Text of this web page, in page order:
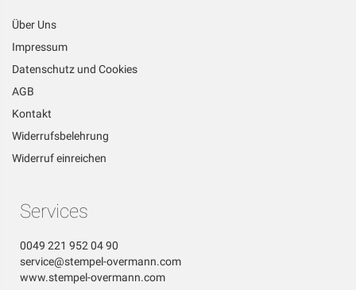
Über Uns
Impressum
Datenschutz und Cookies
AGB
Kontakt
Widerrufsbelehrung
Widerruf einreichen
Services
0049 221 952 04 90
service@stempel-overmann.com
www.stempel-overmann.com